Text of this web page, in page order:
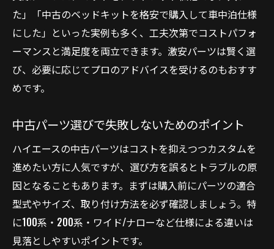
た」「中古のベッドキットを格安で購入して車中泊仕様
にした」といった実例も多く、工夫次第でコストパフォ
ーマンスと満足度を両立できます。激安パーツは賢く選
び、必要に応じてプロのアドバイスを受けるのもおすす
めです。
中古パーツ選びで失敗しないためのポイント
ハイエースの中古パーツはコストを抑えつつカスタムを
進めたい方に人気ですが、選び方を誤るとトラブルの原
因となることもあります。まずは購入前にパーツの適合
型式やサイズ、取り付け方法を必ず確認しましょう。特
に100系・200系・ワイド/ナローなど仕様による違いは
見落としやすいポイントです。